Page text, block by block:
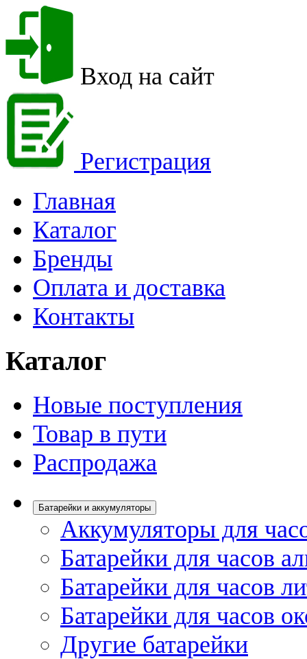
Вход на сайт
Регистрация
Главная
Каталог
Бренды
Оплата и доставка
Контакты
Каталог
Новые поступления
Товар в пути
Распродажа
Батарейки и аккумуляторы
Аккумуляторы для
Батарейки для часов
Батарейки для часов
Батарейки для часов
Другие батарейки